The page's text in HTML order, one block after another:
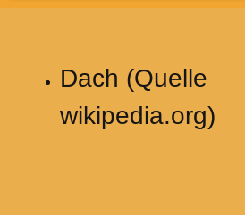
Dach (Quelle
wikipedia.org)